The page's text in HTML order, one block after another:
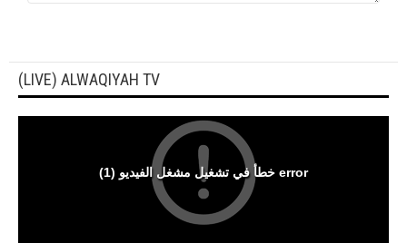
(LIVE) ALWAQIYAH TV